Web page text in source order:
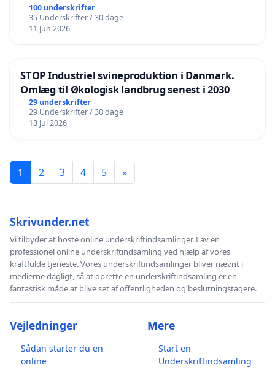
100 underskrifter
35 Underskrifter / 30 dage
11 Jun 2026
STOP Industriel svineproduktion i Danmark.
Omlæg til Økologisk landbrug senest i 2030
29 underskrifter
29 Underskrifter / 30 dage
13 Jul 2026
1 2 3 4 5 »
Skrivunder.net
Vi tilbyder at hoste online underskriftindsamlinger. Lav en
professionel online underskriftindsamling ved hjælp af vores
kraftfulde tjeneste. Vores underskriftindsamlinger bliver nævnt i
medierne dagligt, så at oprette en underskriftindsamling er en
fantastisk måde at blive set af offentligheden og beslutningstagere.
Vejledninger
Sådan starter du en
online
Mere
Start en
Underskriftindsamling